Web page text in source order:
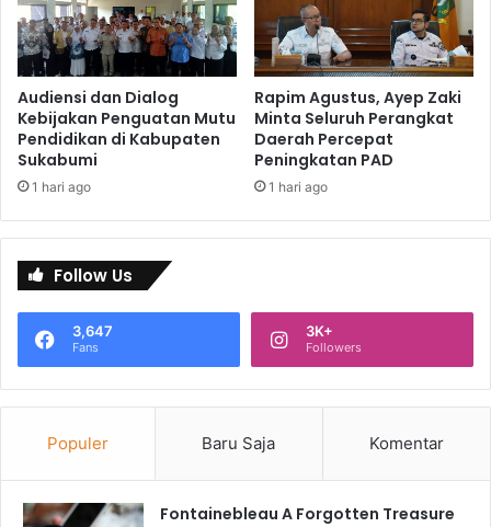
Audiensi dan Dialog
Kebijakan Penguatan Mutu
Pendidikan di Kabupaten
Sukabumi
1 hari ago
Rapim Agustus, Ayep Zaki
Minta Seluruh Perangkat
Daerah Percepat
Peningkatan PAD
1 hari ago
Follow Us
3,647
Fans
3K+
Followers
Populer Baru Saja Komentar
Fontainebleau A Forgotten Treasure